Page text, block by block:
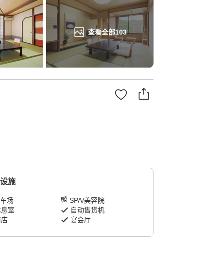
查看全部103
施
场
SPA/美容院
室
自动售货机
宴会厅